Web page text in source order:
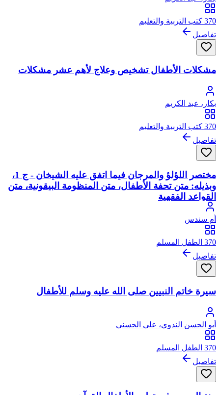
370 كتب التربية والتعليم
تفاصيل
مشكلات الأطفال تشخيص وعلاج لأهم عشر مشكلات
بكار، عبد الكريم
370 كتب التربية والتعليم
تفاصيل
مختصر اللؤلؤ والمرجان فيما اتفق عليه الشيخان - ج 1،
وبذيله: متن تحفة الأطفال، متن المنظومة البيقونية، متن
القواعد الفقهية
أم سندس
370 الطفل المسلم
تفاصيل
سيرة خاتم النبيين صلى الله عليه وسلم للأطفال
أبو الحسن الندوي، علي الحسني
370 الطفل المسلم
تفاصيل